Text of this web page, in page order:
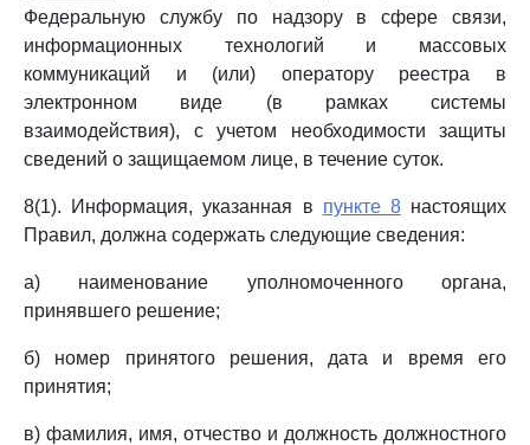
Федеральную службу по надзору в сфере связи,
информационных технологий и массовых
коммуникаций и (или) оператору реестра в
электронном виде (в рамках системы
взаимодействия), с учетом необходимости защиты
сведений о защищаемом лице, в течение суток.
8(1). Информация, указанная в пункте 8настоящих
Правил, должна содержать следующие сведения:
а) наименование уполномоченного органа,
принявшего решение;
б) номер принятого решения, дата и время его
принятия;
в) фамилия, имя, отчество и должность должностного